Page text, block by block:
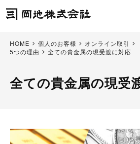
HOME 個人のお客様 オンライン取引
5つの理由
全ての貴金属の現受渡に対応
全ての貴金属の現受